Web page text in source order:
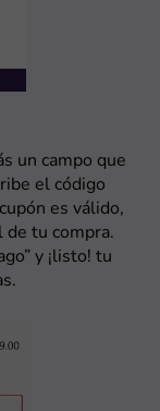
un campo que
el código
es válido,
tu compra.
y ¡listo! tu